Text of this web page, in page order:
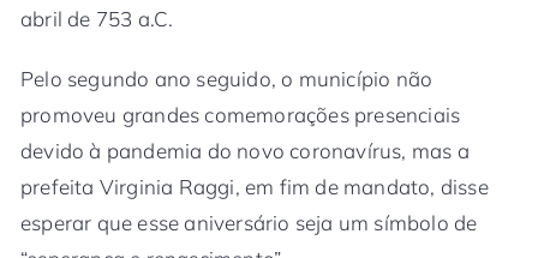
abril de 753 a.C.
Pelo segundo ano seguido, o município não
promoveu grandes comemorações presenciais
devido à pandemia do novo coronavírus, mas a
prefeita Virginia Raggi, em fim de mandato, disse
esperar que esse aniversário seja um símbolo de